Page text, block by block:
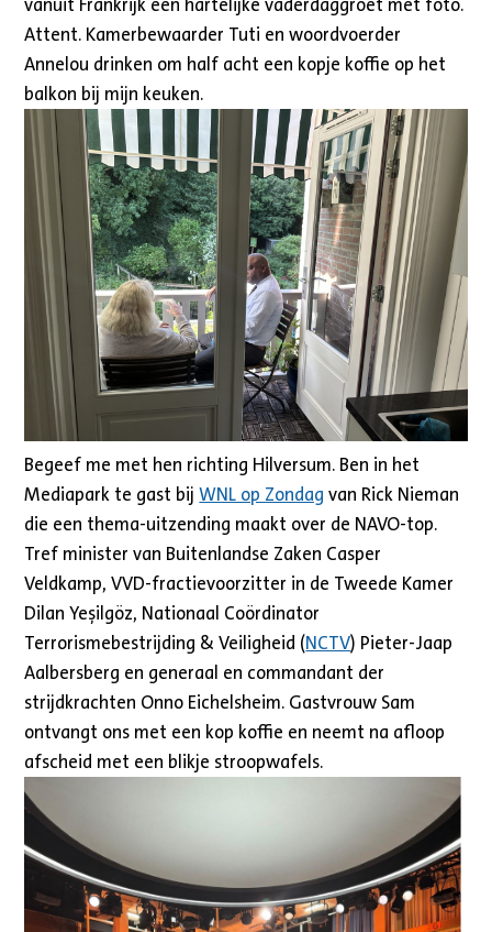
vanuit Frankrijk een hartelijke vaderdaggroet met foto.
Attent. Kamerbewaarder Tuti en woordvoerder
Annelou drinken om half acht een kopje koffie op het
balkon bij mijn keuken.
Begeef me met hen richting Hilversum. Ben in het
Mediapark te gast bijWNL op Zondag van Rick Nieman
die een thema-uitzending maakt over de NAVO-top.
Tref minister van Buitenlandse Zaken Casper
Veldkamp, VVD-fractievoorzitter in de Tweede Kamer
Dilan Yeşilgöz, Nationaal Coördinator
Terrorismebestrijding & Veiligheid (NCTV) Pieter-Jaap
Aalbersberg en generaal en commandant der
strijdkrachten Onno Eichelsheim. Gastvrouw Sam
ontvangt ons met een kop koffie en neemt na afloop
afscheid met een blikje stroopwafels.